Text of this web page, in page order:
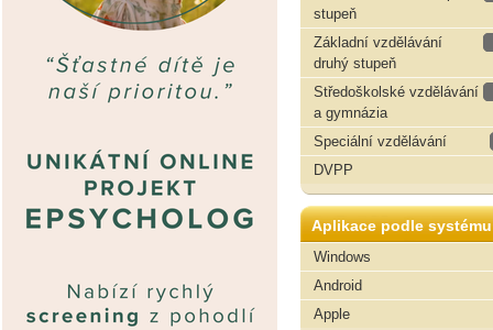
stupeň
Základní vzdělávání
druhý stupeň
Středoškolské vzdělávání
a gymnázia
Speciální vzdělávání
DVPP
Aplikace podle systému
Windows
Android
Apple